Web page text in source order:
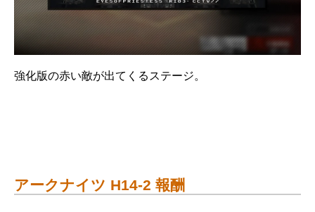
強化版の赤い敵が出てくるステージ。
アークナイツ H14-2 報酬